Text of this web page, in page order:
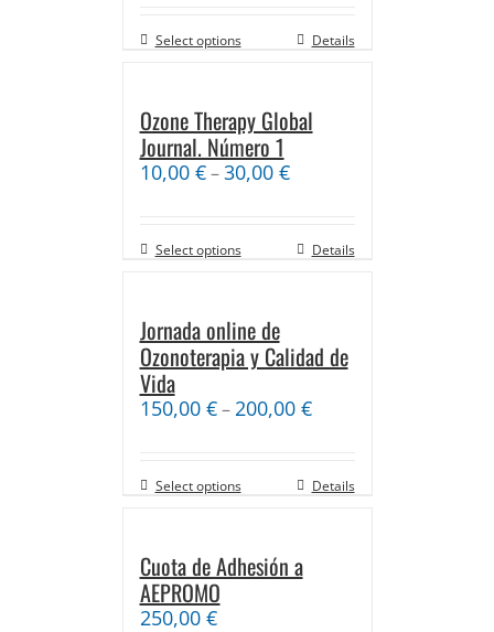
Select options Details
Ozone Therapy Global
Journal. Número 1
10,00 €–30,00 €
Select options Details
Jornada online de
Ozonoterapia y Calidad de
Vida
150,00 €–200,00 €
Select options Details
Cuota de Adhesión a
AEPROMO
250,00 €